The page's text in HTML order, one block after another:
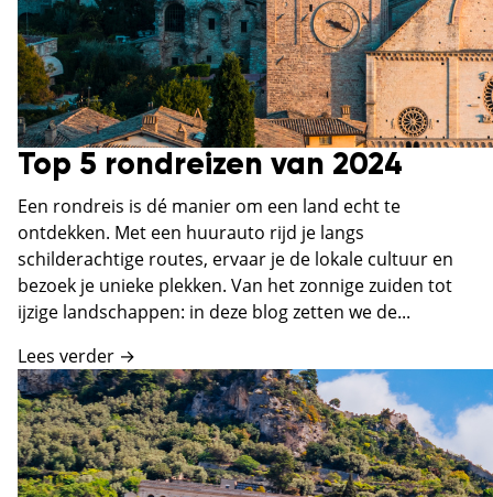
Top 5 rondreizen van 2024
Een rondreis is dé manier om een land echt te
ontdekken. Met een huurauto rijd je langs
schilderachtige routes, ervaar je de lokale cultuur en
bezoek je unieke plekken. Van het zonnige zuiden tot
ijzige landschappen: in deze blog zetten we de...
Lees verder →